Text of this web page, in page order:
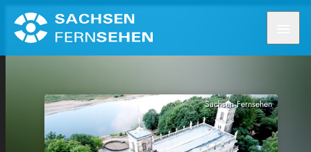
Sachsen Fernsehen